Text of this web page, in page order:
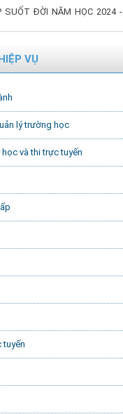
SUỐT ĐỜI NĂM HỌC 2024
VỤ
lý trường học
và thi trực tuyến
tuyến